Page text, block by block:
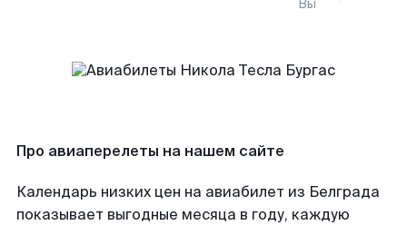
Вы
Про авиаперелеты на нашем сайте
Календарь низких цен на авиабилет из Белграда
показывает выгодные месяца в году, каждую